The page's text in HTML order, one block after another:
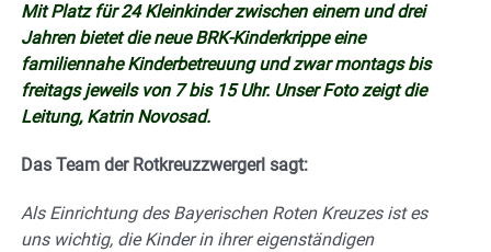
Mit Platz für 24 Kleinkinder zwischen einem und drei
Jahren bietet die neue BRK-Kinderkrippe eine
familiennahe Kinderbetreuung und zwar montags bis
freitags jeweils von 7 bis 15 Uhr. Unser Foto zeigt die
Leitung, Katrin Novosad.
Das Team der Rotkreuzzwergerl sagt:
Als Einrichtung des Bayerischen Roten Kreuzes ist es
uns wichtig, die Kinder in ihrer eigenständigen